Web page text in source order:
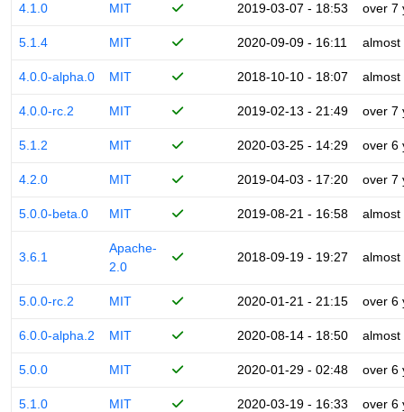
4.1.0 MIT 2019-03-07 - 18:53 over 7
5.1.4 MIT 2020-09-09 - 16:11 almost
4.0.0-alpha.0 MIT 2018-10-10 - 18:07 almost
4.0.0-rc.2 MIT 2019-02-13 - 21:49 over 7
5.1.2 MIT 2020-03-25 - 14:29 over 6
4.2.0 MIT 2019-04-03 - 17:20 over 7
5.0.0-beta.0 MIT 2019-08-21 - 16:58 almost
3.6.1
Apache-
2.0
2018-09-19 - 19:27 almost
5.0.0-rc.2 MIT 2020-01-21 - 21:15 over 6
6.0.0-alpha.2 MIT 2020-08-14 - 18:50 almost
5.0.0 MIT 2020-01-29 - 02:48 over 6
5.1.0 MIT 2020-03-19 - 16:33 over 6